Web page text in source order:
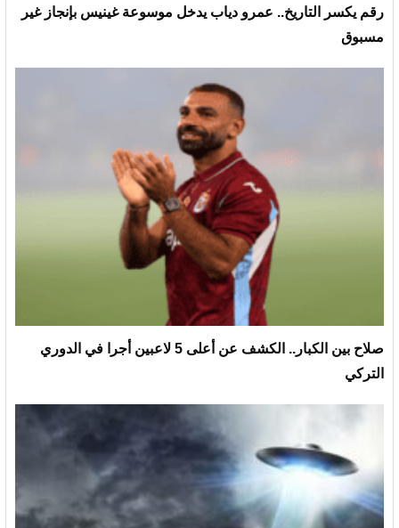
رقم يكسر التاريخ.. عمرو دياب يدخل موسوعة غينيس بإنجاز غير
مسبوق
صلاح بين الكبار.. الكشف عن أعلى 5 لاعبين أجرا في الدوري
التركي